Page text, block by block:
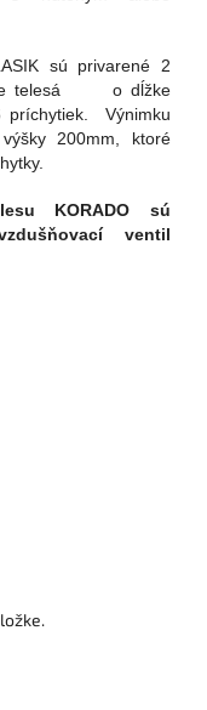
sú privarené 2
telesá o dĺžke
príchytiek. Výnimku
200mm, ktoré
KORADO sú
ventil